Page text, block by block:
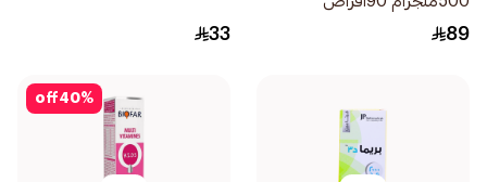
89
33
40%
off